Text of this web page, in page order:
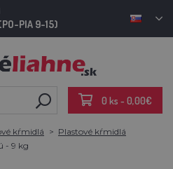
PIA 9-15)
0 ks - 0,00€
kŕmidlá
Plastové kŕmidlá
- 9 kg